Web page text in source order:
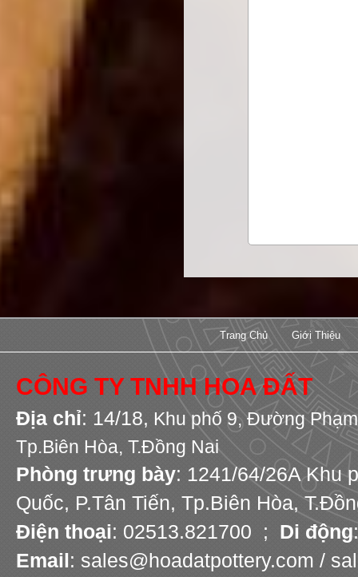
Trang Chủ Giới Thiệu
CÔNG TY TNHH HOA ĐẤT
Địa chỉ: 14/18, Khu phố 9,Đường Phạm
Tp.Biên Hòa, T.Đồng Nai
Phòng trưng bày: 1241/64/26A Khu
Quốc, P.Tân Tiến, Tp.Biên Hòa,
Điện thoại: 02513.821700 ; Di động
Email: sales@hoadatpottery.com /